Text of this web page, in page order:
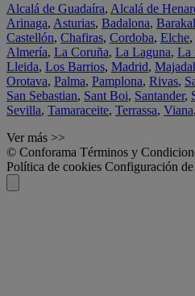
Alcalá de Guadaíra, Alcalá de
Arinaga, Asturias, Badalona,
Castellón, Chafiras, Cordoba, Elche,
Almería, La Coruña, La Laguna, La
Lleida, Los Barrios, Madrid,
Orotava, Palma, Pamplona, Rivas,
San Sebastian, Sant Boi, Santander,
Sevilla, Tamaraceite, Terrassa, Viana,
Ver más >>
© Conforama Términos y
Política de cookies Configuración